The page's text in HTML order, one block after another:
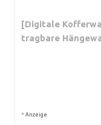
[Digitale
tragbare
* Anzeige